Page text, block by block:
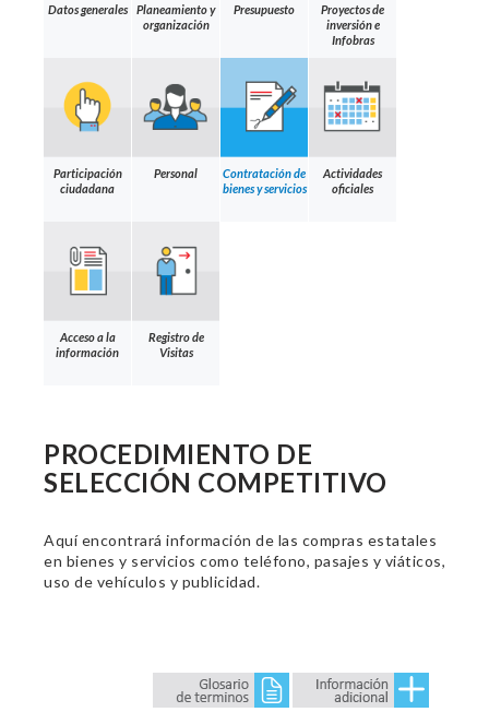
Datos generales
Planeamiento y
organización
Presupuesto
Proyectos de
inversión e
Infobras
Participación
ciudadana
Personal
Contratación de
bienes y servicios
Actividades
oficiales
Acceso a la
información
Registro de
Visitas
PROCEDIMIENTO DE
SELECCIÓN COMPETITIVO
Aquí encontrará información de las compras estatales
en bienes y servicios como teléfono, pasajes y viáticos,
uso de vehículos y publicidad.